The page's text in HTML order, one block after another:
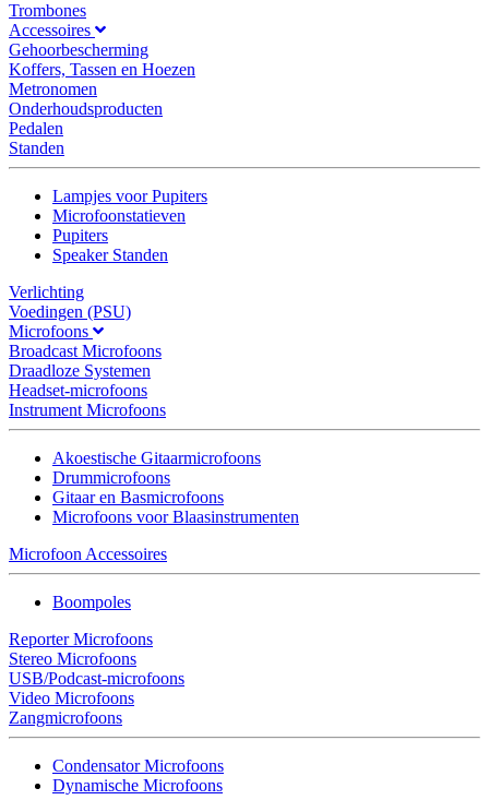
Trombones
Accessoires
Gehoorbescherming
Koffers, Tassen en Hoezen
Metronomen
Onderhoudsproducten
Pedalen
Standen
Lampjes voor Pupiters
Microfoonstatieven
Pupiters
Speaker Standen
Verlichting
Voedingen (PSU)
Microfoons
Broadcast Microfoons
Draadloze Systemen
Headset-microfoons
Instrument Microfoons
Akoestische Gitaarmicrofoons
Drummicrofoons
Gitaar en Basmicrofoons
Microfoons voor Blaasinstrumenten
Microfoon Accessoires
Boompoles
Reporter Microfoons
Stereo Microfoons
USB/Podcast-microfoons
Video Microfoons
Zangmicrofoons
Condensator Microfoons
Dynamische Microfoons